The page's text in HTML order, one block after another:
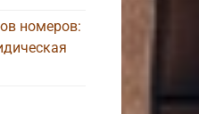
номеров: